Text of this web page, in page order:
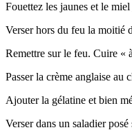
Fouettez les jaunes et le
Verser hors du feu la moitié
Remettre sur le feu. Cuire «
Passer la crème anglaise au
Ajouter la gélatine et bien
Verser dans un saladier